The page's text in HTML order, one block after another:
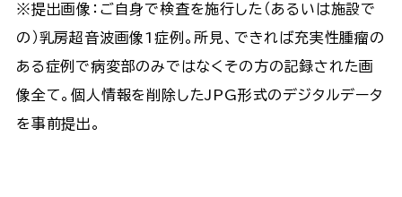
※提出画像：ご自身で検査を施行した（あるいは施設で
の）乳房超音波画像1症例。所見、できれば充実性腫瘤の
ある症例で病変部のみではなくその方の記録された画
像全て。個人情報を削除したJPG形式のデジタルデータ
を事前提出。